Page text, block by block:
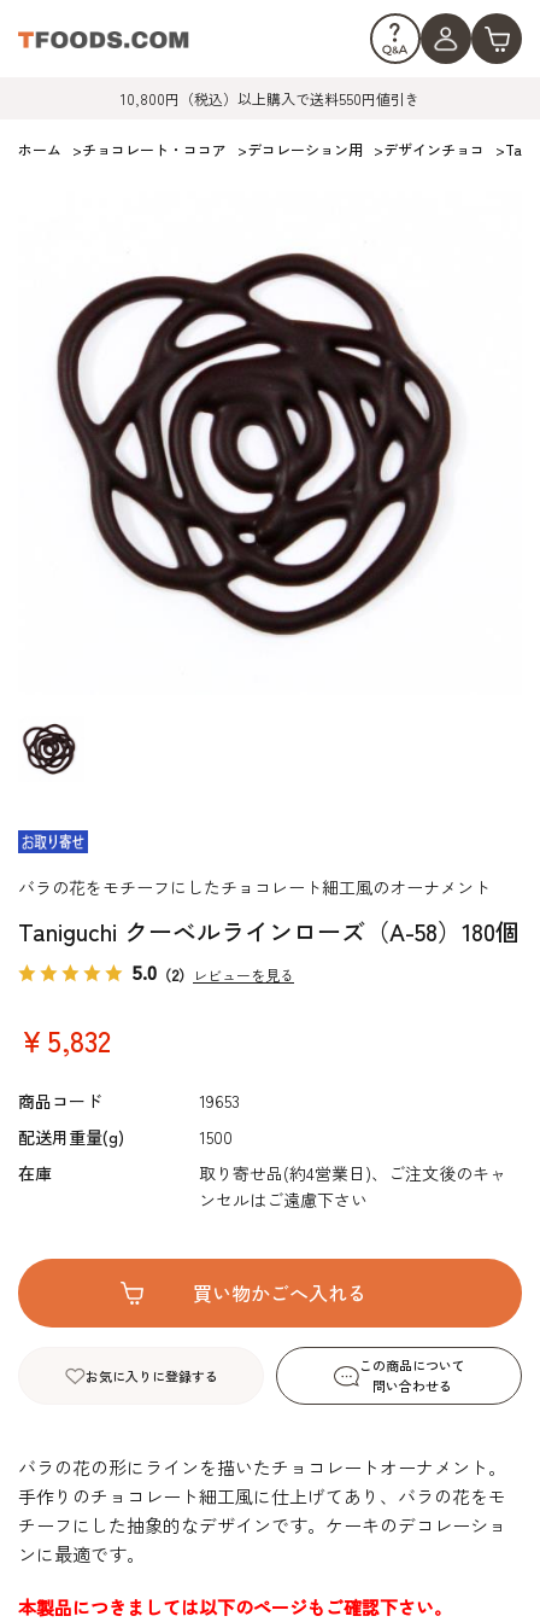
10,800円（税込）以上購入で送料550円値引き
ホーム >チョコレート・ココア >デコレーション用 >デザインチョコ >
Taniguchi クーベルラインローズ（A-58）180個
5.0 （2） レビューを見る
バラの花をモチーフにしたチョコレート細工風のオーナメント
￥5,832
商品コード
19653
配送用重量(g)
1500
在庫
取り寄せ品(約4営業日)、ご注文後のキャ
ンセルはご遠慮下さい
お気に入りに登録する
この商品について
問い合わせる
バラの花の形にラインを描いたチョコレートオーナメント。
手作りのチョコレート細工風に仕上げてあり、バラの花をモ
チーフにした抽象的なデザインです。ケーキのデコレーショ
ンに最適です。
本製品につきましては以下のページもご確認下さい。